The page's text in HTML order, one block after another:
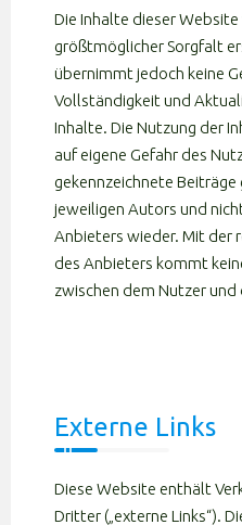
Die Inhalte dieser
größtmöglicher Sorgfalt
übernimmt jedoch keine
Vollständigkeit und
Inhalte. Die Nutzung der
auf eigene Gefahr des
gekennzeichnete Beiträge
jeweiligen Autors und
Anbieters wieder. Mit der
des Anbieters kommt
zwischen dem Nutzer
Externe Links
Diese Website enthält
Dritter („externe Links“).